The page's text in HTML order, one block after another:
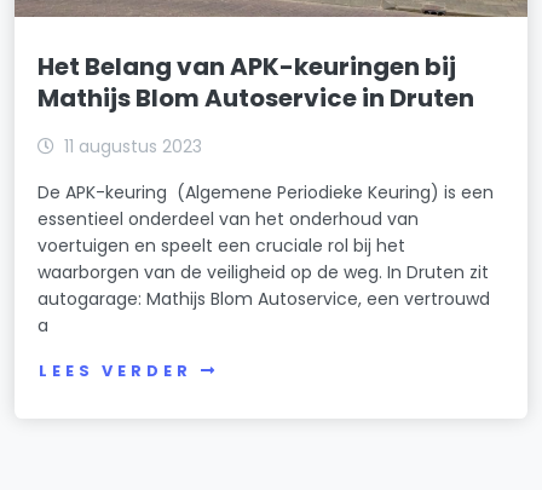
Het Belang van APK-keuringen bij
Mathijs Blom Autoservice in Druten
11 augustus 2023
De APK-keuring (Algemene Periodieke Keuring) is een
essentieel onderdeel van het onderhoud van
voertuigen en speelt een cruciale rol bij het
waarborgen van de veiligheid op de weg. In Druten zit
autogarage: Mathijs Blom Autoservice, een vertrouwd
a
LEES VERDER